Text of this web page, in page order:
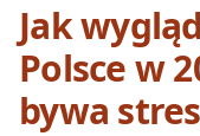
Jak
Polsce w
bywa